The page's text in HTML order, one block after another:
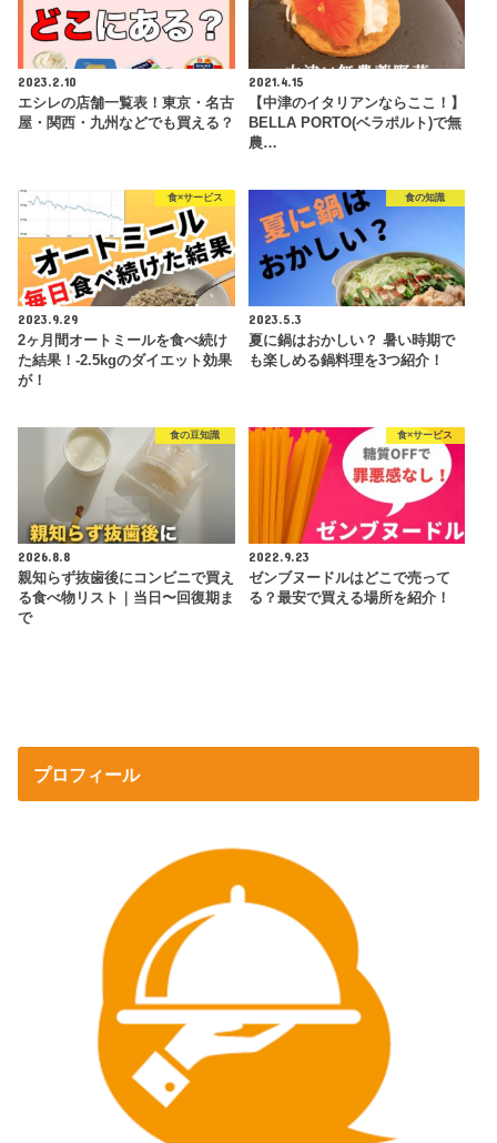
2023.2.10
エシレの店舗一覧表！東京・名古
屋・関西・九州などでも買える？
2021.4.15
【中津のイタリアンならここ！】
BELLA PORTO(ベラポルト)で無
農…
食×サービス
2023.9.29
2ヶ月間オートミールを食べ続け
た結果！-2.5kgのダイエット効果
が！
食の知識
2023.5.3
夏に鍋はおかしい？ 暑い時期で
も楽しめる鍋料理を3つ紹介！
食の豆知識
2026.8.8
親知らず抜歯後にコンビニで買え
る食べ物リスト｜当日〜回復期ま
で
食×サービス
2022.9.23
ゼンブヌードルはどこで売って
る？最安で買える場所を紹介！
プロフィール